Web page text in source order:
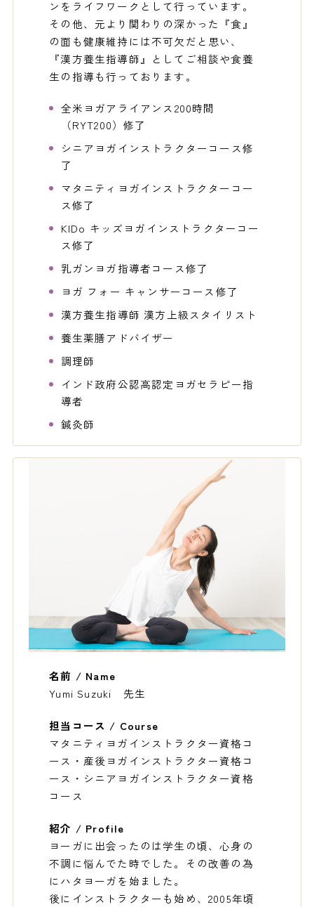
ンをライフワークとして行っています。
その他、元より関わりの深かった『食』
の面も健康維持には不可欠だと思い、
『漢方養生指導師』としてご相談や食養
生の指導も行っております。
全米ヨガアライアンス200時間
（RYT200）修了
シニアヨガインストラクターコース修
了
マタニティヨガインストラクターコー
ス修了
KIDo キッズヨガインストラクターコー
ス修了
乳ガンヨガ指導者コース修了
ヨガ フォー キャンサーコース修了
漢方養生指導師 漢方上級スタイリスト
養生薬膳アドバイザー
調理師
インド政府公認高認定ヨガセラピー指
導者
鍼灸師
名前 / Name
Yumi Suzuki 先生
担当コース / Course
マタニティヨガインストラクター資格コ
ース・産後ヨガインストラクター資格コ
ース・シニアヨガインストラクター資格
コース
紹介 / Profile
ヨーガに出会ったのは学生の頃、心身の
不調に悩んでた時でした。その改善の為
にハタヨーガを始ました。
後にインストラクターも始め、2005年頃